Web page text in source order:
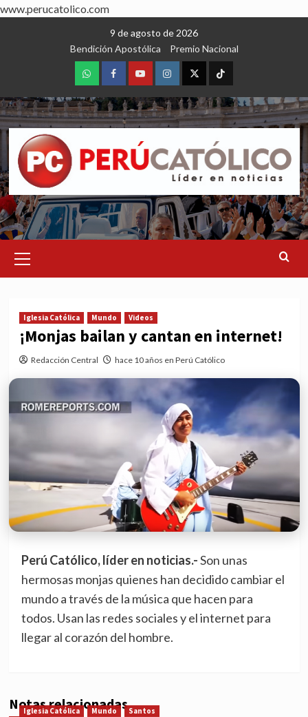
www.perucatolico.com
9 de agosto de 2026
Bendición Apostólica
Premio Nacional
WhatsAppFacebookYoutubeInstagram
X TikTok
Menu
Iglesia Católica Mundo Videos
¡Monjas bailan y cantan en internet!
Redacción Central hace 10 años en Perú Católico
Perú Católico, líder en noticias.-Son unas
hermosas monjas quienes han decidido cambiar el
mundo a través de la música que hacen para
todos. Usan las redes sociales y el internet para
llegar al corazón del hombre.
Notas relacionadas
Iglesia Católica Mundo Santos